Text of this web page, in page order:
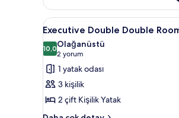
Oda
hakkında
daha
fazla
detay
Executive
Double
Double
Room
için
tüm
fotoğrafları
8
Executive Double Double
10,010,0 / 10
Olağanüstü
2 yorum
(2
yorum)
1 yatak odası
3 kişilik
2 çift Kişilik Yatak